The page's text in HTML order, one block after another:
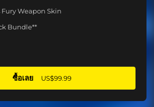
Weapon Skin
Bundle**
ซื้อเลย US$99.99